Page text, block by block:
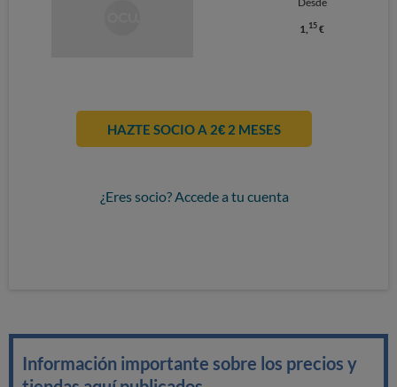
1, 15 €
HAZTE SOCIO A 2€ 2 MESES
¿Eres socio? Accede a tu cuenta
Información importante sobre los precios y